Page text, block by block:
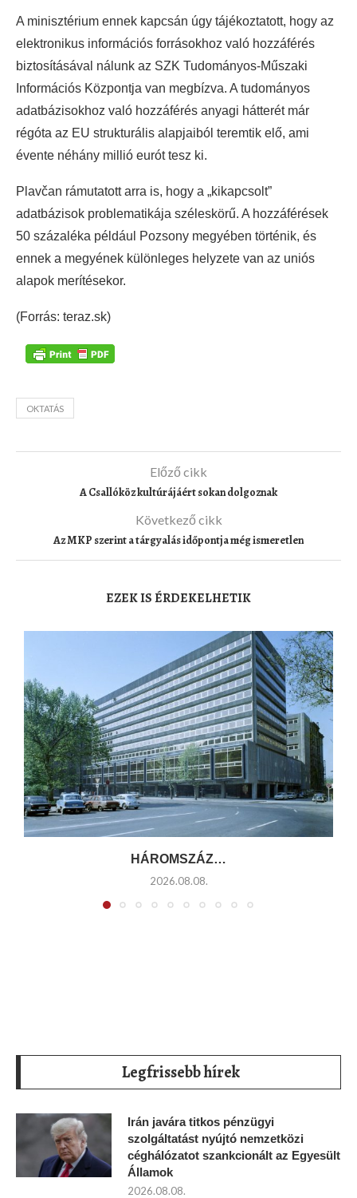
A minisztérium ennek kapcsán úgy tájékoztatott, hogy az
elektronikus információs forrásokhoz való hozzáférés
biztosításával nálunk az SZK Tudományos-Műszaki
Információs Központja van megbízva. A tudományos
adatbázisokhoz való hozzáférés anyagi hátterét már
régóta az EU strukturális alapjaiból teremtik elő, ami
évente néhány millió eurót tesz ki.
Plavčan rámutatott arra is, hogy a „kikapcsolt”
adatbázisok problematikája széleskörű. A hozzáférések
50 százaléka például Pozsony megyében történik, és
ennek a megyének különleges helyzete van az uniós
alapok merítésekor.
(Forrás: teraz.sk)
OKTATÁS
Előző cikk
A Csallóköz kultúrájáért sokan dolgoznak
Következő cikk
Az MKP szerint a tárgyalás időpontja még ismeretlen
EZEK IS ÉRDEKELHETIK
HÁROMSZÁZ…
2026.08.08.
Legfrissebb hírek
Irán javára titkos pénzügyi
szolgáltatást nyújtó nemzetközi
céghálózatot szankcionált az Egyesült
Államok
2026.08.08.